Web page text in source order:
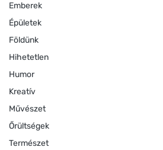
Emberek
Épületek
Földünk
Hihetetlen
Humor
Kreatív
Művészet
Őrültségek
Természet